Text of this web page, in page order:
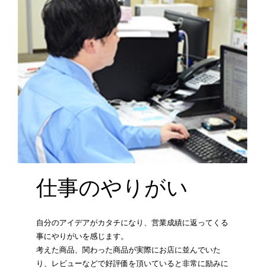
仕事のやりがい
自分のアイデアがカタチになり、営業成績に返ってくる
事にやりがいを感じます。
考えた商品、関わった商品が実際にお店に並んでいた
り、レビューなどで好評価を頂いていると非常に励みに